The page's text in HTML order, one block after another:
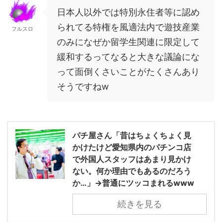
フルスロ
日本人以外では特別永住者等に認め
られてる特権を風適法内で遊技産業
のみになぜか留学生関連に限定して
緩和するってなると大きな議論にな
って面倒くさいことがたくさんあり
そうですねw
パチ屋さん「昔はちょくちょく見
かけたけど愛知県内のパチンコ店
で外国人スタッフはあまり見かけ
ない。何か理由でもあるのだろう
か…」→普通にツッコまれるwww
続きを見る